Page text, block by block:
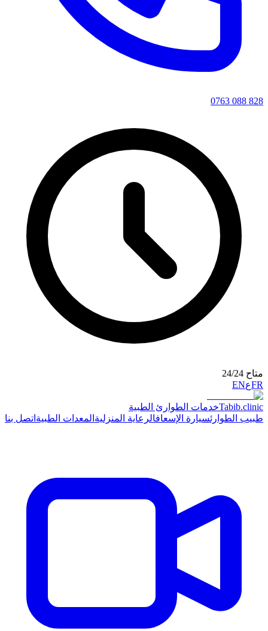
الطوارئ الطبية
الإسعافالرعاية المنزليةالمعدات الطبيةاتصل بنا